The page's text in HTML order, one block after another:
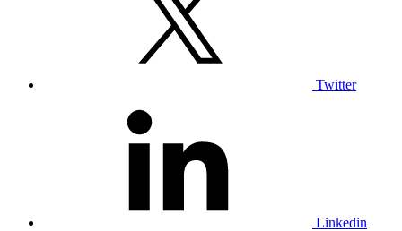
Twitter
Linkedin